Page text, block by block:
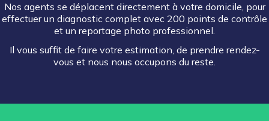
Nos agents se déplacent directement à votre domicile, pour
effectuer un diagnostic complet avec 200 points de contrôle
et un reportage photo professionnel.
Il vous suffit de faire votre estimation, de prendre rendez-
vous et nous nous occupons du reste.